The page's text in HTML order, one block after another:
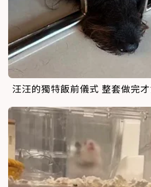
汪汪的獨特飯前儀式 整套做完